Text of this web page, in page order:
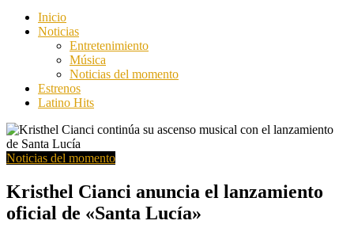
Inicio
Noticias
Entretenimiento
Música
Noticias del momento
Estrenos
Latino Hits
Noticias del momento
Kristhel Cianci anuncia el lanzamiento
oficial de «Santa Lucía»